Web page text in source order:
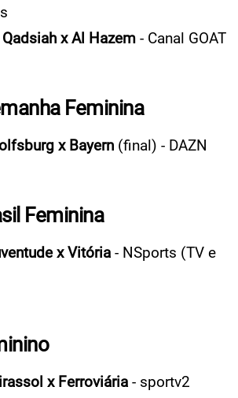
x Al Hazem - Canal GOAT
Feminina
x Bayern (final) - DAZN
Feminina
x Vitória - NSports (TV e
x Ferroviária - sportv2